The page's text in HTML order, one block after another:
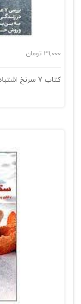
29,000 تومان
کتاب 7 سرنخ اشتباه های ما در زندگی